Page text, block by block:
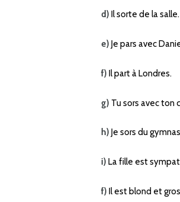
d) Il sorte de la salle.
e) Je pars avec
f) Il part à Londres.
g) Tu sors avec ton
h) Je sors du
i) La fille est
f) Il est blond et